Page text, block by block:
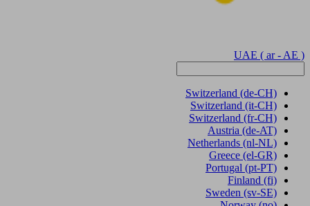
UAE ( ar - AE )
Switzerland (de-CH)
Switzerland (it-CH)
Switzerland (fr-CH)
Austria (de-AT)
Netherlands (nl-NL)
Greece (el-GR)
Portugal (pt-PT)
Finland (fi)
Sweden (sv-SE)